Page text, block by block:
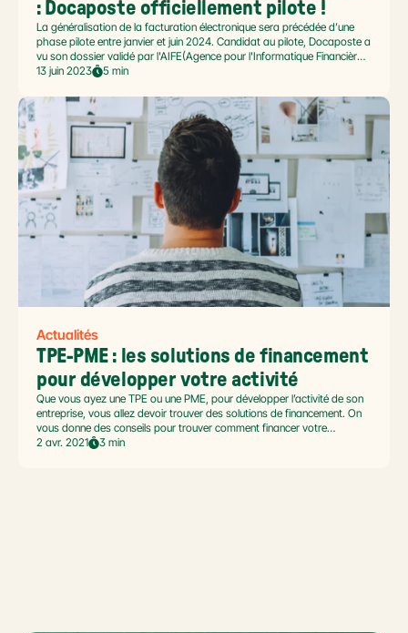
: Docaposte officiellement pilote !
La généralisation de la facturation électronique sera précédée d’une
phase pilote entre janvier et juin 2024. Candidat au pilote, Docaposte a
vu son dossier validé par l'AIFE(Agence pour l'Informatique Financière
de l'État)avec la classification Excellent ! Une nouvelle étape pour
soutenu par Libeo !
13 juin 2023 5 min
Actualités
TPE-PME : les solutions de financement
pour développer votre activité
Que vous ayez une TPE ou une PME, pour développer l’activité de son
entreprise, vous allez devoir trouver des solutions de financement. On
vous donne des conseils pour trouver comment financer votre
entreprise.
2 avr. 2021 3 min